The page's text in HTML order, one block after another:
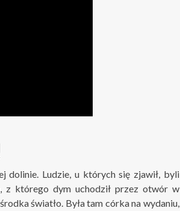
dolinie. Ludzie, u których się zjawił, byli
z którego dym uchodził przez otwór w
światło. Była tam córka na wydaniu,